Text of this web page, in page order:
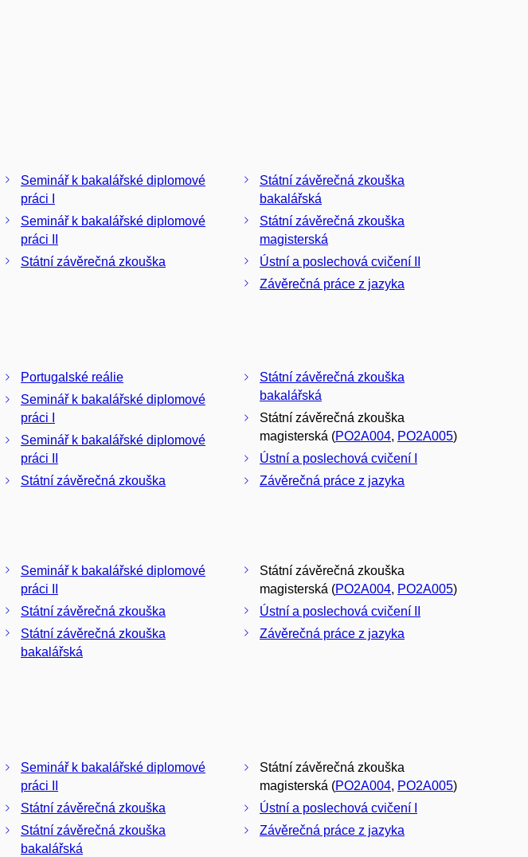
Seminář k bakalářské diplomové
práci I
Seminář k bakalářské diplomové
práci II
Státní závěrečná zkouška
Státní závěrečná zkouška
bakalářská
Státní závěrečná zkouška
magisterská
Ústní a poslechová cvičení II
Závěrečná práce z jazyka
Portugalské reálie
Seminář k bakalářské diplomové
práci I
Seminář k bakalářské diplomové
práci II
Státní závěrečná zkouška
Státní závěrečná zkouška
bakalářská
Státní závěrečná zkouška
magisterská (PO2A004, PO2A005)
Ústní a poslechová cvičení I
Závěrečná práce z jazyka
Seminář k bakalářské diplomové
práci II
Státní závěrečná zkouška
Státní závěrečná zkouška
bakalářská
Státní závěrečná zkouška
magisterská (PO2A004, PO2A005)
Ústní a poslechová cvičení II
Závěrečná práce z jazyka
Seminář k bakalářské diplomové
práci II
Státní závěrečná zkouška
Státní závěrečná zkouška
bakalářská
Státní závěrečná zkouška
magisterská (PO2A004, PO2A005)
Ústní a poslechová cvičení I
Závěrečná práce z jazyka